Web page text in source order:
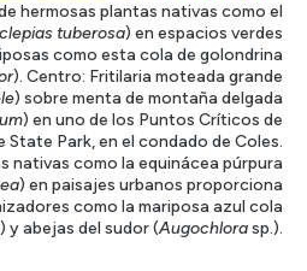
hermosas plantas nativas como el
tuberosa) en espacios verdes
como esta cola de golondrina
). Centro: Fritilaria moteada grande
) sobre menta de montaña delgada
) en uno de los Puntos Críticos de
State Park, en el condado de Coles.
nativas como la equinácea púrpura
) en paisajes urbanos proporciona
como la mariposa azul cola
) y abejas del sudor (Augochlorasp.).